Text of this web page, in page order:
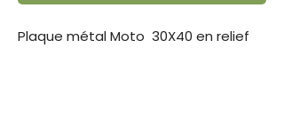
Plaque métal Moto 30X40 en relief